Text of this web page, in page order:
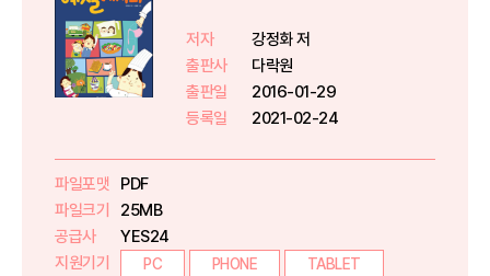
저자
강정화 저
출판사
다락원
출판일
2016-01-29
등록일
2021-02-24
파일포맷
PDF
파일크기
25MB
공급사
YES24
지원기기
PC PHONE
TABLET